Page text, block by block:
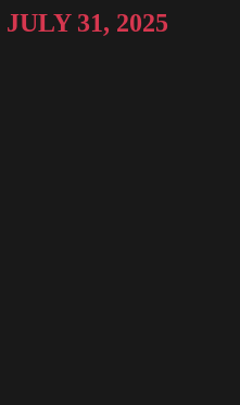
JULY 31, 2025